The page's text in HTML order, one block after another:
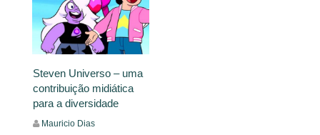
Steven Universo – uma
contribuição midiática
para a diversidade
Mauricio Dias